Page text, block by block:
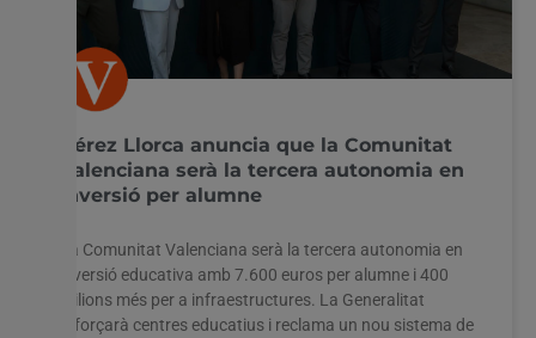
Pérez Llorca anuncia que la Comunitat
Valenciana serà la tercera autonomia en
inversió per alumne
La Comunitat Valenciana serà la tercera autonomia en
inversió educativa amb 7.600 euros per alumne i 400
milions més per a infraestructures. La Generalitat
reforçarà centres educatius i reclama un nou sistema de